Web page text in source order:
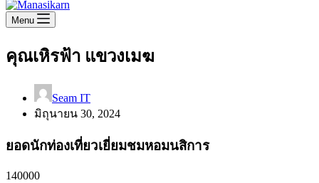
Menu
คุณเหิรฟ้า แขวงเมฆ
Seam IT
มิถุนายน 30, 2024
ยอดนักท่องเที่ยวเยี่ยมชมหอมนสิการ
140000